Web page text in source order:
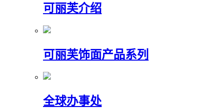
可丽芙介绍
可丽芙饰面产品系列
全球办事处